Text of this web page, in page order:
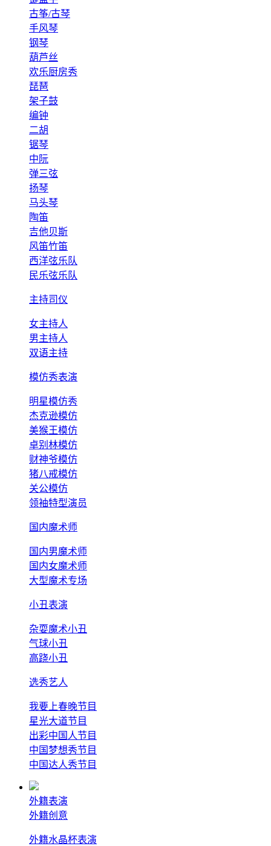
古筝/古琴
手风琴
钢琴
葫芦丝
欢乐厨房秀
琵琶
架子鼓
编钟
二胡
锯琴
中阮
弹三弦
扬琴
马头琴
陶笛
吉他贝斯
风笛竹笛
西洋弦乐队
民乐弦乐队
主持司仪
女主持人
男主持人
双语主持
模仿秀表演
明星模仿秀
杰克逊模仿
美猴王模仿
卓别林模仿
财神爷模仿
猪八戒模仿
关公模仿
领袖特型演员
国内魔术师
国内男魔术师
国内女魔术师
大型魔术专场
小丑表演
杂耍魔术小丑
气球小丑
高跷小丑
选秀艺人
我要上春晚节目
星光大道节目
出彩中国人节目
中国梦想秀节目
中国达人秀节目
外籍表演
外籍创意
外籍水晶杯表演